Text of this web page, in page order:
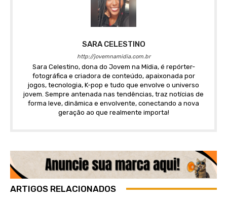
SARA CELESTINO
http://jovemnamidia.com.br
Sara Celestino, dona do Jovem na Mídia, é repórter-
fotográfica e criadora de conteúdo, apaixonada por
jogos, tecnologia, K-pop e tudo que envolve o universo
jovem. Sempre antenada nas tendências, traz notícias de
forma leve, dinâmica e envolvente, conectando a nova
geração ao que realmente importa!
ARTIGOS RELACIONADOS